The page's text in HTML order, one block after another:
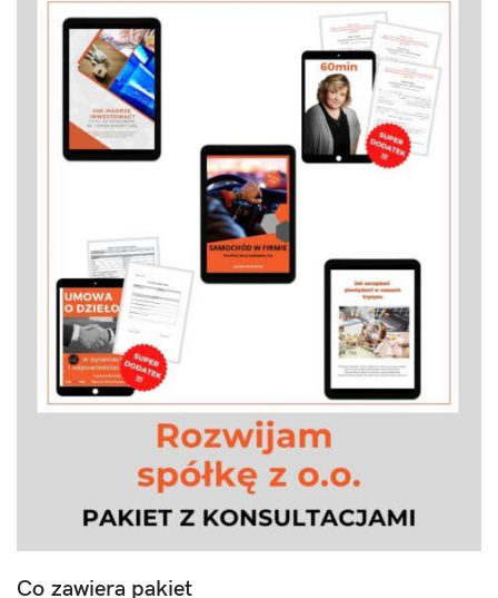
Co zawiera pakiet